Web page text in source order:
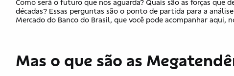
Como será o futuro que nos aguarda? Quais são as forças que
décadas? Essas perguntas são o ponto de partida para a
Mercado do Banco do Brasil, que você pode acompanhar aqui,
Mas o que são as